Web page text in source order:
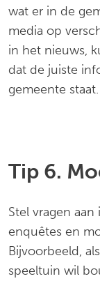
wat er in de
media op
in het nieuws,
dat de juiste
gemeente staat.
Tip 6.
Stel vragen
enquêtes en
Bijvoorbeeld,
speeltuin wil